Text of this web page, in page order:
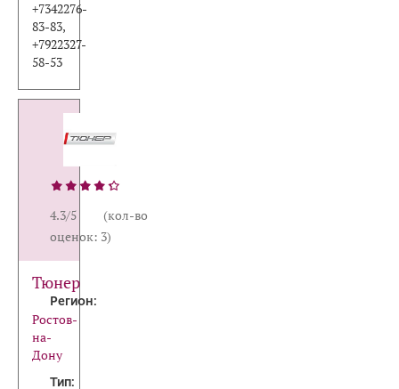
+7342276-
83-83,
+7922327-
58-53
4.3/5 (кол-во
оценок: 3)
Тюнер
Регион:
Ростов-
на-
Дону
Тип: